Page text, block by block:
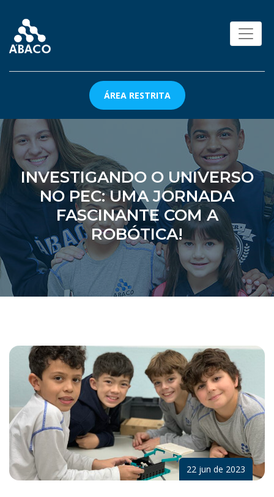
ÁREA RESTRITA
INVESTIGANDO O UNIVERSO
NO PEC: UMA JORNADA
FASCINANTE COM A
ROBÓTICA!
22 jun de 2023